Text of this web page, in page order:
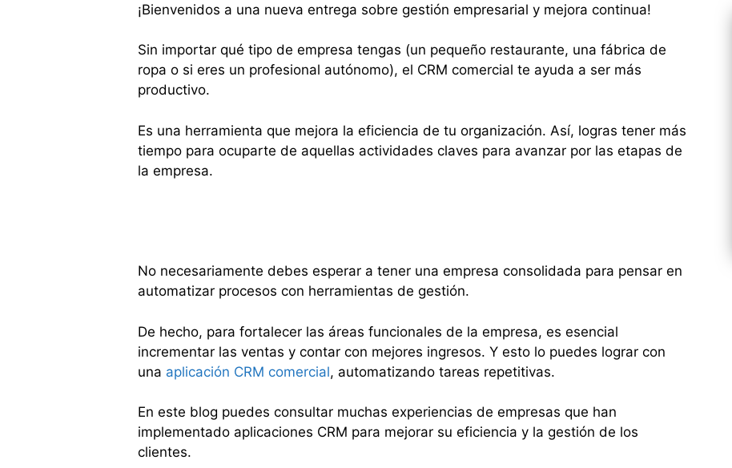
¡Bienvenidos a una nueva entrega sobre gestión empresarial y mejora continua!
Sin importar qué tipo de empresa tengas (un pequeño restaurante, una fábrica de
ropa o si eres un profesional autónomo), el CRM comercial te ayuda a ser más
productivo.
Es una herramienta que mejora la eficiencia de tu organización. Así, logras tener más
tiempo para ocuparte de aquellas actividades claves para avanzar por las etapas de
la empresa.
No necesariamente debes esperar a tener una empresa consolidada para pensar en
automatizar procesos con herramientas de gestión.
De hecho, para fortalecer las áreas funcionales de la empresa, es esencial
incrementar las ventas y contar con mejores ingresos. Y esto lo puedes lograr con
una aplicación CRM comercial, automatizando tareas repetitivas.
En este blog puedes consultar muchas experiencias de empresas que han
implementado aplicaciones CRM para mejorar su eficiencia y la gestión de los
clientes.